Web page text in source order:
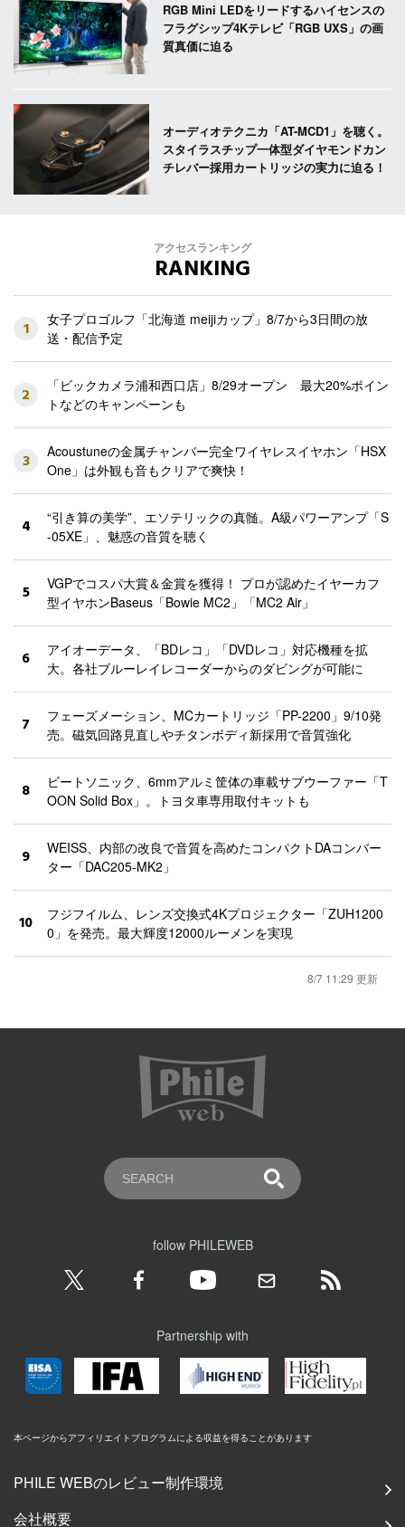
RGB Mini LEDをリードするハイセンスの
フラグシップ4Kテレビ「RGB UXS」の画
質真価に迫る
オーディオテクニカ「AT-MCD1」を聴く。
スタイラスチップ一体型ダイヤモンドカン
チレバー採用カートリッジの実力に迫る！
アクセスランキング
RANKING
1
女子プロゴルフ「北海道 meijiカップ」8/7から3日間の放
送・配信予定
2
「ビックカメラ浦和西口店」8/29オープン 最大20%ポイン
トなどのキャンペーンも
3
Acoustuneの金属チャンバー完全ワイヤレスイヤホン「HSX
One」は外観も音もクリアで爽快！
4
“引き算の美学”、エソテリックの真髄。A級パワーアンプ「S
-05XE」、魅惑の音質を聴く
5
VGPでコスパ大賞＆金賞を獲得！ プロが認めたイヤーカフ
型イヤホンBaseus「Bowie MC2」「MC2 Air」
6
アイオーデータ、「BDレコ」「DVDレコ」対応機種を拡
大。各社ブルーレイレコーダーからのダビングが可能に
7
フェーズメーション、MCカートリッジ「PP-2200」9/10発
売。磁気回路見直しやチタンボディ新採用で音質強化
8
ビートソニック、6mmアルミ筐体の車載サブウーファー「T
OON Solid Box」。トヨタ車専用取付キットも
9
WEISS、内部の改良で音質を高めたコンパクトDAコンバー
ター「DAC205-MK2」
10
フジフイルム、レンズ交換式4Kプロジェクター「ZUH1200
0」を発売。最大輝度12000ルーメンを実現
8/7 11:29 更新
follow PHILEWEB
Partnership with
本ページからアフィリエイトプログラムによる収益を得ることがあります
PHILE WEBのレビュー制作環境
会社概要